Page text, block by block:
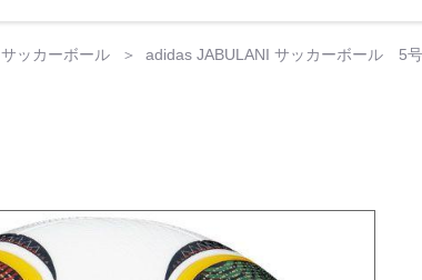
サッカーボール adidas JABULANI サッカーボール 5